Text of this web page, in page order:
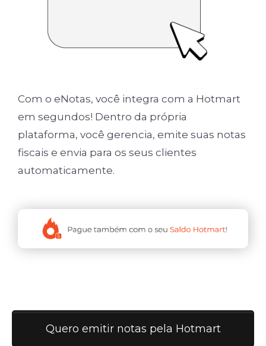
Com o eNotas, você integra com a Hotmart
em segundos! Dentro da própria
plataforma, você gerencia, emite suas notas
fiscais e envia para os seus clientes
automaticamente.
Quero emitir notas pela Hotmart